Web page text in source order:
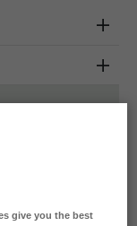
give you the best